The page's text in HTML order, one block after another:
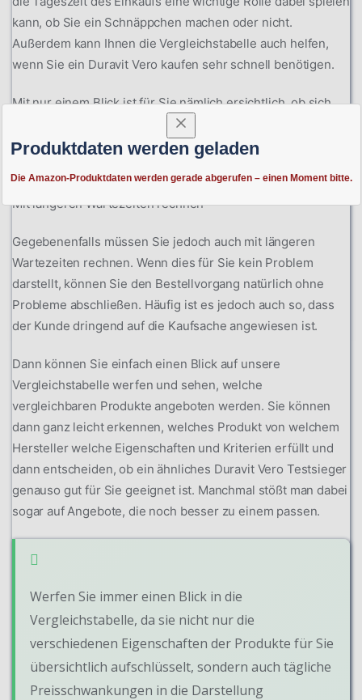
Produktdaten werden geladen
Die Amazon-Produktdaten werden gerade abgerufen – einen Moment bitte.
kann, ob Sie ein Schnäppchen machen oder nicht.
Außerdem kann Ihnen die Vergleichstabelle auch helfen,
wenn Sie ein Duravit Vero kaufen sehr schnell benötigen.
Mit nur einem Blick ist für Sie nämlich ersichtlich, ob sich
das Produkt bereits im Lager befindet, sodass Sie binnen
weniger Tage mit einem Eintreffen bei Ihnen zu Hause
Mit längeren Wartezeiten rechnen
Gegebenenfalls müssen Sie jedoch auch mit längeren
Wartezeiten rechnen. Wenn dies für Sie kein Problem
darstellt, können Sie den Bestellvorgang natürlich ohne
Probleme abschließen. Häufig ist es jedoch auch so, dass
der Kunde dringend auf die Kaufsache angewiesen ist.
Dann können Sie einfach einen Blick auf unsere
Vergleichstabelle werfen und sehen, welche
vergleichbaren Produkte angeboten werden. Sie können
dann ganz leicht erkennen, welches Produkt von welchem
Hersteller welche Eigenschaften und Kriterien erfüllt und
dann entscheiden, ob ein ähnliches Duravit Vero Testsieger
genauso gut für Sie geeignet ist. Manchmal stößt man dabei
sogar auf Angebote, die noch besser zu einem passen.
Werfen Sie immer einen Blick in die
Vergleichstabelle, da sie nicht nur die
verschiedenen Eigenschaften der Produkte für Sie
übersichtlich aufschlüsselt, sondern auch tägliche
Preisschwankungen in die Darstellung